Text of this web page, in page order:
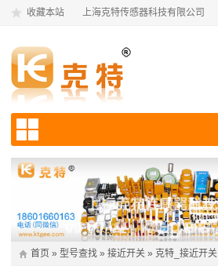
收藏本站 上海克特传感器科技有限公司
首页 » 型号查找 » 接近开关 » 克特_接近开关